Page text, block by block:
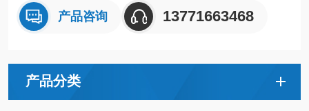
产品咨询 13771663468
产品分类